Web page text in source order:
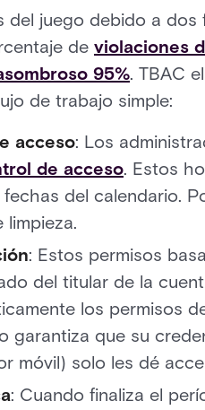
del juego debido a
de violaciones
95%. TBAC
de trabajo simple:
acceso: Los
de acceso. Estos
del calendario.
: Estos permisos
del titular de la
los permisos
garantiza que su
móvil) solo les dé
: Cuando finaliza el